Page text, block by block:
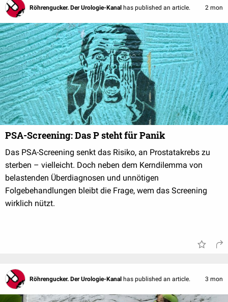
Röhrengucker. Der Urologie-Kanal has published an article. 2 mon
PSA-Screening: Das P steht für Panik
Das PSA-Screening senkt das Risiko, an Prostatakrebs zu
sterben – vielleicht. Doch neben dem Kerndilemma von
belastenden Überdiagnosen und unnötigen
Folgebehandlungen bleibt die Frage, wem das Screening
wirklich nützt.
Röhrengucker. Der Urologie-Kanal has published an article. 3 mon